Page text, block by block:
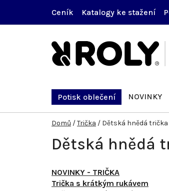
obsah
Ceník Katalogy ke stažení
Potisk oblečení NOVINKY
Domů /Trička / Dětská hnědá trička
Dětská hnědá
NOVINKY - TRIČKA
Trička s krátkým rukávem